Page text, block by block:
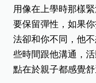
用像在上學時那樣
要保留彈性，如果
法卻和你不同，他
些時間跟他溝通，
點在於親子都感覺舒